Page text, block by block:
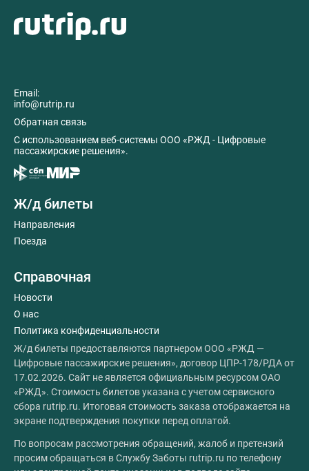
Email:
info@rutrip.ru
Обратная связь
C использованием веб-системы ООО «РЖД - Цифровые
пассажирские решения».
Ж/д билеты
Направления
Поезда
Справочная
Новости
О нас
Политика конфиденциальности
Ж/д билеты предоставляются партнером ООО «РЖД —
Цифровые пассажирские решения», договор ЦПР-178/РДА от
17.02.2026. Сайт не является официальным ресурсом ОАО
«РЖД». Стоимость билетов указана с учетом сервисного
сбора rutrip.ru. Итоговая стоимость заказа отображается на
экране подтверждения покупки перед оплатой.
По вопросам рассмотрения обращений, жалоб и претензий
просим обращаться в Службу Заботы rutrip.ru по телефону